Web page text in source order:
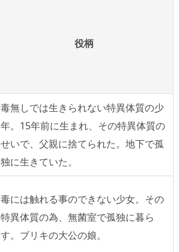
役柄
毒無しでは生きられない特異体質の少
年。15年前に生まれ、その特異体質の
せいで、父親に捨てられた。地下で孤
独に生きていた。
毒には触れる事のできない少女。その
特異体質の為、無菌室で孤独に暮ら
す。ブリキの大公の娘。